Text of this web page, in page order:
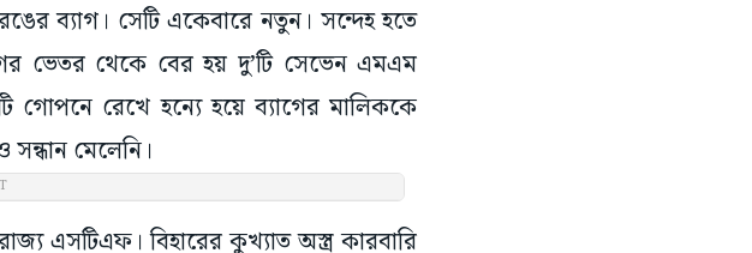
ব্যাগ। সেটি একেবারে নতুন। সন্দেহ হতে
ভেতর থেকে বের হয় দু’টি সেভেন এমএম
গোপনে রেখে হন্যে হয়ে ব্যাগের মালিককে
মেলেনি।
এসটিএফ। বিহারের কুখ্যাত অস্ত্র কারবারি